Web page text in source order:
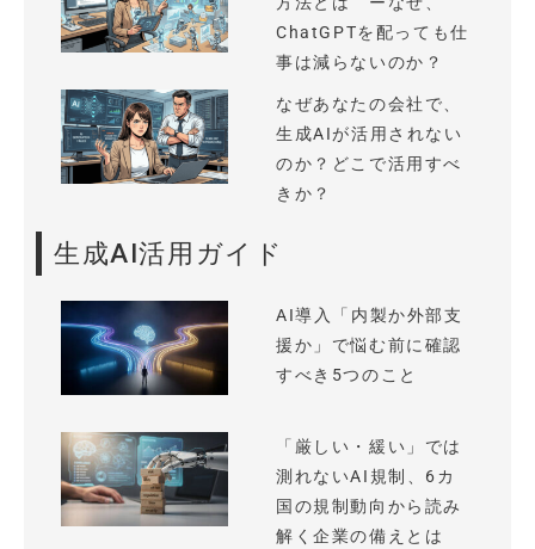
ChatGPTを配っても仕
事は減らないのか？
なぜあなたの会社で、
生成AIが活用されない
のか？どこで活用すべ
きか？
生成AI活用ガイド
AI導入「内製か外部支
援か」で悩む前に確認
すべき5つのこと
「厳しい・緩い」では
測れないAI規制、6カ
国の規制動向から読み
解く企業の備えとは